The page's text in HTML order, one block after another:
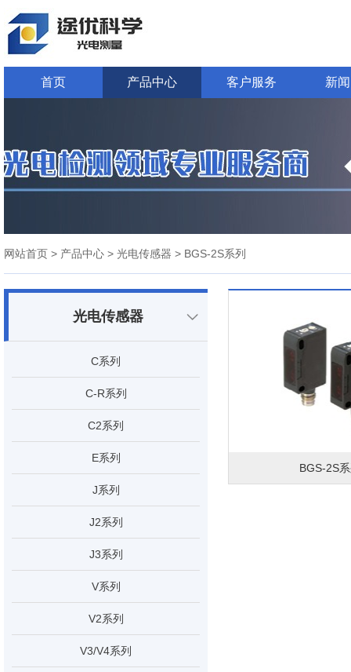
首页 产品中心 客户服务 新
网站首页 > 产品中心 > 光电传感器 > BGS-2S系列
光电传感器
C系列
C-R系列
C2系列
E系列
J系列
J2系列
J3系列
V系列
V2系列
V3/V4系列
BGS-2S